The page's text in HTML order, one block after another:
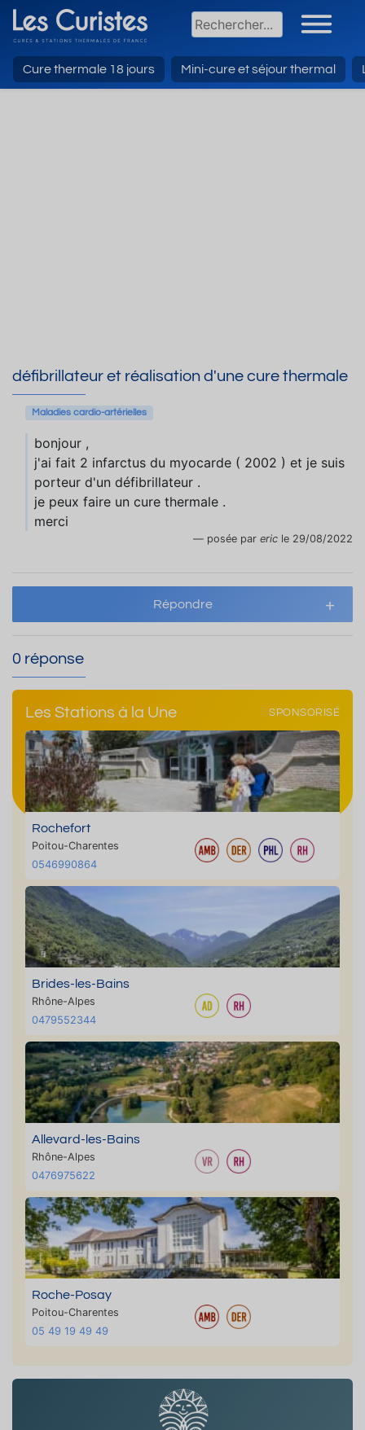
Cure thermale 18 jours Mini-cure et séjour thermal
défibrillateur et réalisation d'une cure thermale
Maladies cardio-artérielles
bonjour ,
j'ai fait 2 infarctus du myocarde ( 2002 ) et je suis
porteur d'un défibrillateur .
je peux faire un cure thermale .
merci
posée par eric le 29/08/2022
Répondre
0 réponse
Les Stations à la Une SPONSORISÉ
Rochefort
Poitou-Charentes
0546990864
Brides-les-Bains
Rhône-Alpes
0479552344
Allevard-les-Bains
Rhône-Alpes
0476975622
Roche-Posay
Poitou-Charentes
05 49 19 49 49